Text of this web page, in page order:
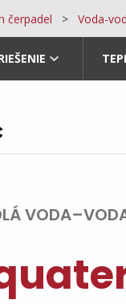
čerpadel Voda-